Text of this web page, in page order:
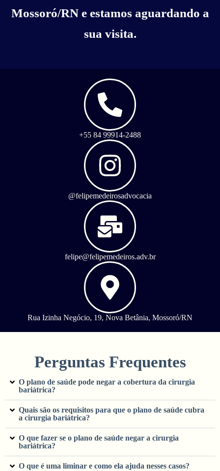
Mossoró/RN e estamos aguardando a
sua visita.
+55 84 99914-2488
@felipemedeirosadvocacia
felipe@felipemedeiros.adv.br
Rua Izinha Negócio, 19, Nova Betânia, Mossoró/RN
Perguntas Frequentes
O plano de saúde pode negar a cobertura da cirurgia
bariátrica?
Quais são os requisitos para que o plano de saúde cubra
a cirurgia bariátrica?
O que fazer se o plano de saúde negar a cirurgia
bariátrica?
O que é uma liminar e como ela ajuda nesses casos?